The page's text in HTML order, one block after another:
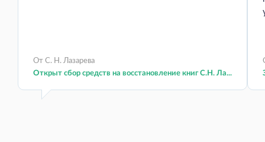
От С. Н. Лазарева
Открыт сбор средств на восстановление книг С.Н. Ла...